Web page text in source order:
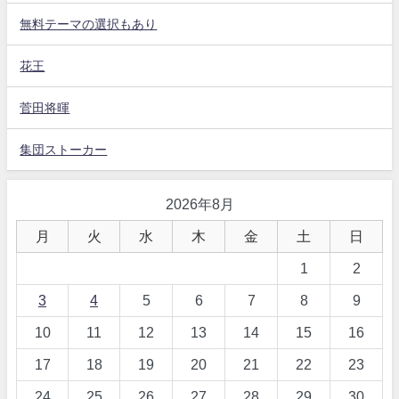
無料テーマの選択もあり
花王
菅田将暉
集団ストーカー
2026年8月
月 火 水 木 金 土 日
1 2
3 4 5 6 7 8 9
10 11 12 13 14 15 16
17 18 19 20 21 22 23